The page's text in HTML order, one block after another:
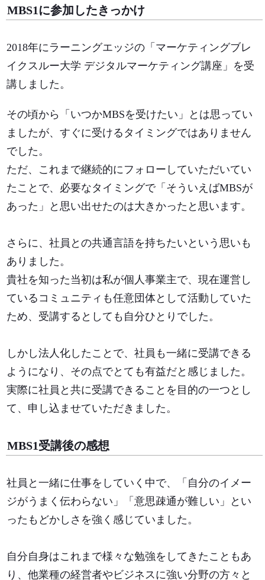
MBS1に参加したきっかけ
2018年にラーニングエッジの「マーケティングブレ
イクスルー大学 デジタルマーケティング講座」を受
講しました。
その頃から「いつかMBSを受けたい」とは思ってい
ましたが、すぐに受けるタイミングではありません
でした。
ただ、これまで継続的にフォローしていただいてい
たことで、必要なタイミングで「そういえばMBSが
あった」と思い出せたのは大きかったと思います。
さらに、社員との共通言語を持ちたいという思いも
ありました。
貴社を知った当初は私が個人事業主で、現在運営し
ているコミュニティも任意団体として活動していた
ため、受講するとしても自分ひとりでした。
しかし法人化したことで、社員も一緒に受講できる
ようになり、その点でとても有益だと感じました。
実際に社員と共に受講できることを目的の一つとし
て、申し込ませていただきました。
MBS1受講後の感想
社員と一緒に仕事をしていく中で、「自分のイメー
ジがうまく伝わらない」「意思疎通が難しい」とい
ったもどかしさを強く感じていました。
自分自身はこれまで様々な勉強をしてきたこともあ
り、他業種の経営者やビジネスに強い分野の方々と